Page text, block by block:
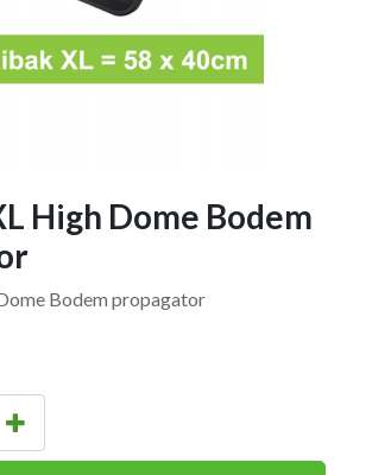
High Dome Bodem
Bodem propagator